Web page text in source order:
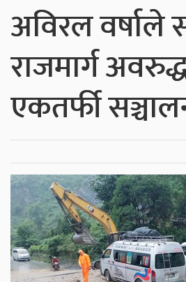
अविरल वर्षाले
राजमार्ग
एकतर्फी